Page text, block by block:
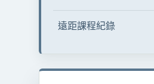
遠距課程紀錄